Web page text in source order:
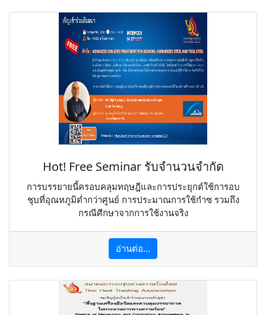
Hot! Free Seminar รับจำนวนจำกัด
การบรรยายนี้ครอบคลุมทฤษฎีและการประยุกต์ใช้การอบ
ชุบที่อุณหภูมิต่ำกว่าศูนย์ การประมาณการใช้กําซ รวมถึง
กรณีศีกษาจากการใช้งานจริง
อ่านต่อ...